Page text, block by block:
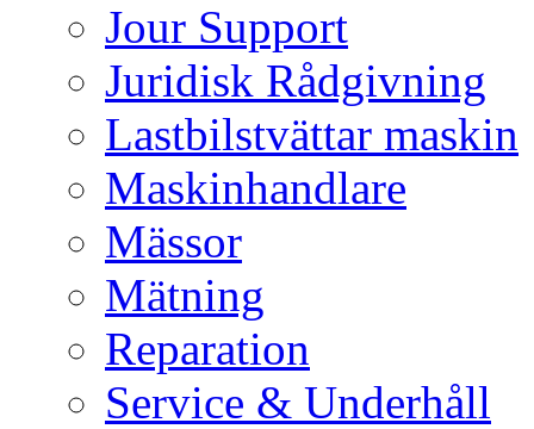
Jour Support
Juridisk Rådgivning
Lastbilstvättar maskin
Maskinhandlare
Mässor
Mätning
Reparation
Service & Underhåll